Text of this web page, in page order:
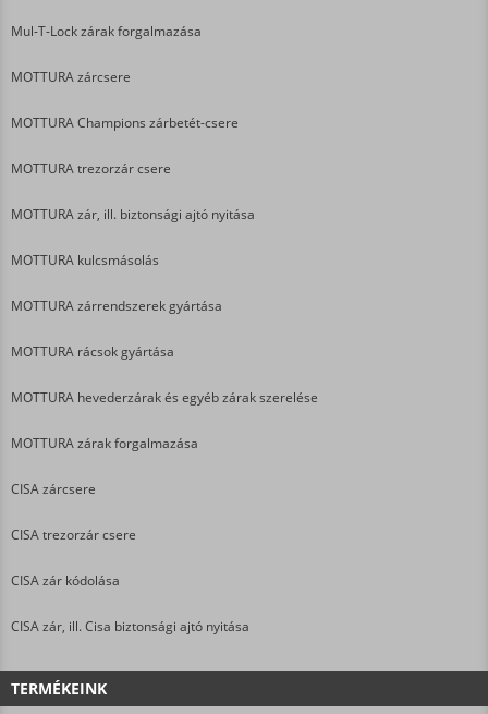
Mul-T-Lock zárak forgalmazása
MOTTURA zárcsere
MOTTURA Champions zárbetét-csere
MOTTURA trezorzár csere
MOTTURA zár, ill. biztonsági ajtó nyitása
MOTTURA kulcsmásolás
MOTTURA zárrendszerek gyártása
MOTTURA rácsok gyártása
MOTTURA hevederzárak és egyéb zárak szerelése
MOTTURA zárak forgalmazása
CISA zárcsere
CISA trezorzár csere
CISA zár kódolása
CISA zár, ill. Cisa biztonsági ajtó nyitása
TERMÉKEINK